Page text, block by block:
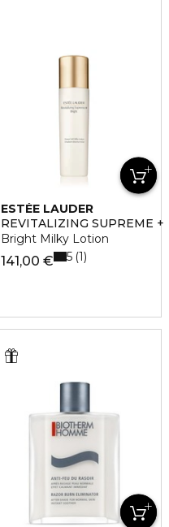
ESTÉE LAUDER
REVITALIZING SUPREME +
Bright Milky Lotion
141,00 € 5 1